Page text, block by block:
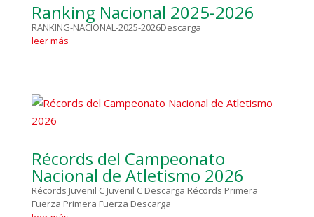
Ranking Nacional 2025-2026
RANKING-NACIONAL-2025-2026Descarga
leer más
Récords del Campeonato
Nacional de Atletismo 2026
Récords Juvenil C Juvenil C Descarga Récords Primera
Fuerza Primera Fuerza Descarga